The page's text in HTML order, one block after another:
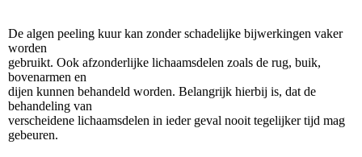
De algen peeling kuur kan zonder schadelijke bijwerkingen vaker
worden
gebruikt. Ook afzonderlijke lichaamsdelen zoals de rug, buik,
bovenarmen en
dijen kunnen behandeld worden. Belangrijk hierbij is, dat de
behandeling van
verscheidene lichaamsdelen in ieder geval nooit tegelijker tijd mag
gebeuren.